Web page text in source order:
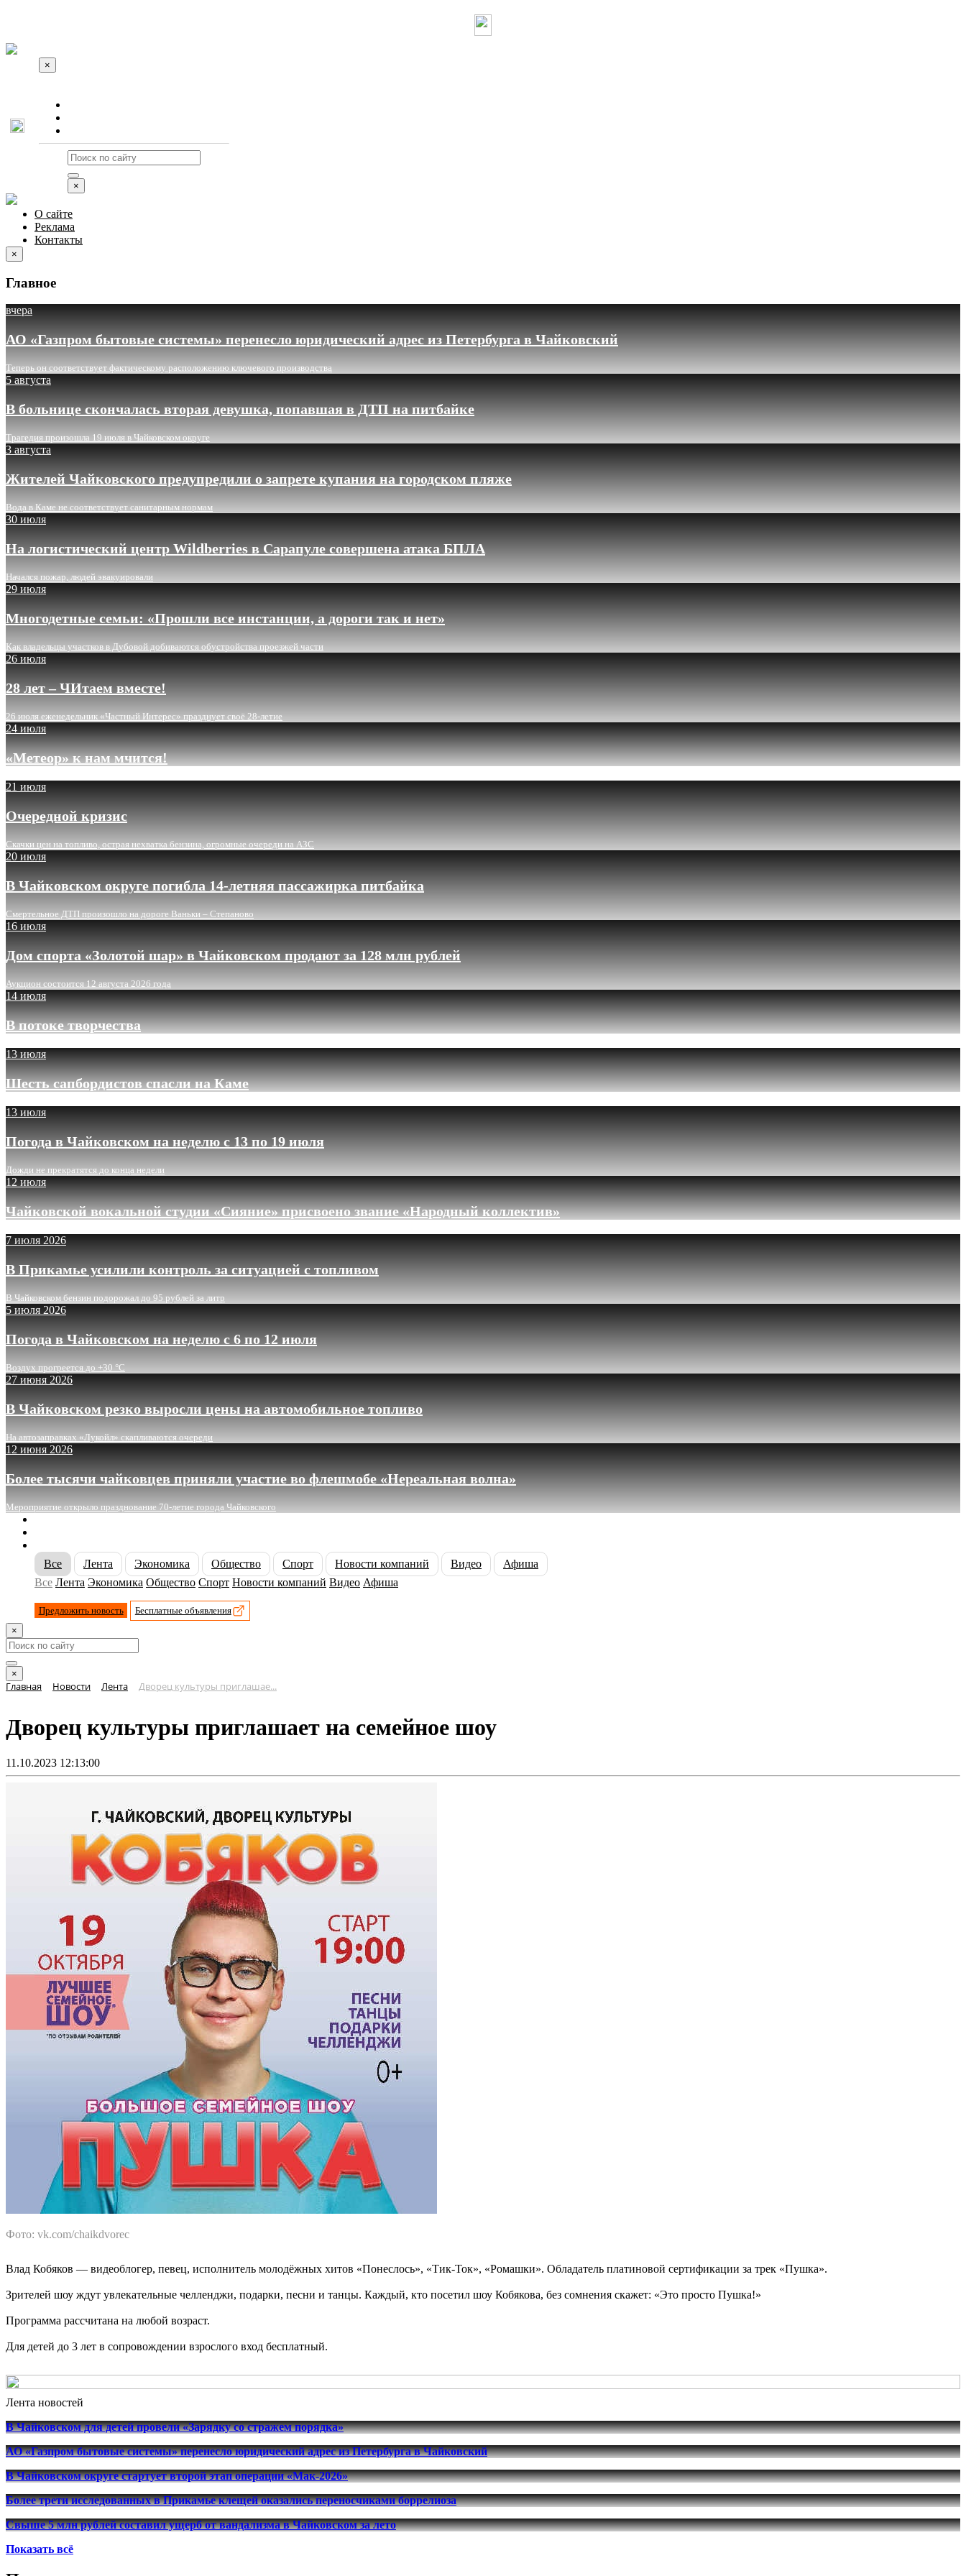
×
×
О сайте
Реклама
Контакты
×
Главное
вчера
АО «Газпром бытовые системы» перенесло юридический адрес из Петербурга в Чайковский
Теперь он соответствует фактическому расположению ключевого производства
5 августа
В больнице скончалась вторая девушка, попавшая в ДТП на питбайке
Трагедия произошла 19 июля в Чайковском округе
3 августа
Жителей Чайковского предупредили о запрете купания на городском пляже
Вода в Каме не соответствует санитарным нормам
30 июля
На логистический центр Wildberries в Сарапуле совершена атака БПЛА
Начался пожар, людей эвакуировали
29 июля
Многодетные семьи: «Прошли все инстанции, а дороги так и нет»
Как владельцы участков в Дубовой добиваются обустройства проезжей части
26 июля
28 лет – ЧИтаем вместе!
26 июля еженедельник «Частный Интерес» празднует своё 28-летие
24 июля
«Метеор» к нам мчится!
21 июля
Очередной кризис
Скачки цен на топливо, острая нехватка бензина, огромные очереди на АЗС
20 июля
В Чайковском округе погибла 14-летняя пассажирка питбайка
Смертельное ДТП произошло на дороге Ваньки – Степаново
16 июля
Дом спорта «Золотой шар» в Чайковском продают за 128 млн рублей
Аукцион состоится 12 августа 2026 года
14 июля
В потоке творчества
13 июля
Шесть сапбордистов спасли на Каме
13 июля
Погода в Чайковском на неделю с 13 по 19 июля
Дожди не прекратятся до конца недели
12 июля
Чайковской вокальной студии «Сияние» присвоено звание «Народный коллектив»
7 июля 2026
В Прикамье усилили контроль за ситуацией с топливом
В Чайковском бензин подорожал до 95 рублей за литр
5 июля 2026
Погода в Чайковском на неделю с 6 по 12 июля
Воздух прогреется до +30 °C
27 июня 2026
В Чайковском резко выросли цены на автомобильное топливо
На автозаправках «Лукойл» скапливаются очереди
12 июня 2026
Более тысячи чайковцев приняли участие во флешмобе «Нереальная волна»
Мероприятие открыло празднование 70-летие города Чайковского
Все
Лента Экономика Общество Спорт Новости компаний Видео
Афиша
Все Лента Экономика Общество Спорт Новости компаний Видео Афиша
Предложить новость
Бесплатные объявления
×
×
Главная Новости Лента Дворец культуры приглашае...
Дворец культуры приглашает на семейное шоу
11.10.2023 12:13:00
Фото: vk.com/chaikdvorec
Влад Кобяков — видеоблогер, певец, исполнитель молодёжных хитов «Понеслось», «Тик-Ток», «Ромашки». Обладатель платиновой сертификации за трек «Пушка».
Зрителей шоу ждут увлекательные челленджи, подарки, песни и танцы. Каждый, кто посетил шоу Кобякова, без сомнения скажет: «Это просто Пушка!»
Программа рассчитана на любой возраст.
Для детей до 3 лет в сопровождении взрослого вход бесплатный.
Лента новостей
В Чайковском для детей провели «Зарядку со стражем порядка»
АО «Газпром бытовые системы» перенесло юридический адрес из Петербурга в Чайковский
В Чайковском округе стартует второй этап операции «Мак-2026»
Более трети исследованных в Прикамье клещей оказались переносчиками боррелиоза
Свыше 5 млн рублей составил ущерб от вандализма в Чайковском за лето
Показать всё